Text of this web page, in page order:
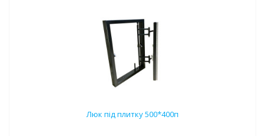
Люк під плитку 500*400п